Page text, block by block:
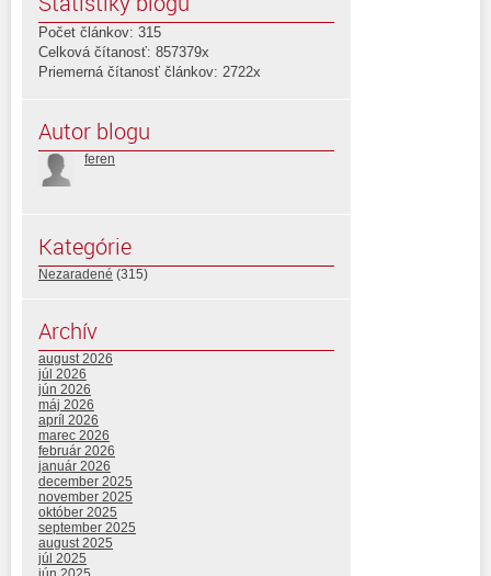
Počet článkov: 315
Celková čítanosť: 857379x
Priemerná čítanosť článkov: 2722x
Autor blogu
feren
Kategórie
Nezaradené (315)
Archív
august 2026
júl 2026
jún 2026
máj 2026
apríl 2026
marec 2026
február 2026
január 2026
december 2025
november 2025
október 2025
september 2025
august 2025
júl 2025